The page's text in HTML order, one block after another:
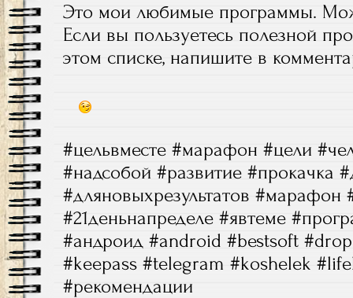
Это мои любимые программы.
Если вы пользуетесь полезной
этом списке, напишите в
#цельвместе #марафон #цели
#надсобой #развитие #прокачка
#дляновыхрезультатов #марафон
#21деньнапределе #явтеме
#андроид #android #bestsoft
#keepass #telegram #koshelek
#рекомендации